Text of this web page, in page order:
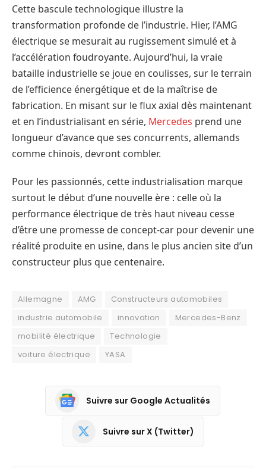
Cette bascule technologique illustre la
transformation profonde de l’industrie. Hier, l’AMG
électrique se mesurait au rugissement simulé et à
l’accélération foudroyante. Aujourd’hui, la vraie
bataille industrielle se joue en coulisses, sur le terrain
de l’efficience énergétique et de la maîtrise de
fabrication. En misant sur le flux axial dès maintenant
et en l’industrialisant en série, Mercedes prend une
longueur d’avance que ses concurrents, allemands
comme chinois, devront combler.
Pour les passionnés, cette industrialisation marque
surtout le début d’une nouvelle ère : celle où la
performance électrique de très haut niveau cesse
d’être une promesse de concept-car pour devenir une
réalité produite en usine, dans le plus ancien site d’un
constructeur plus que centenaire.
Allemagne AMG
Constructeurs automobiles
industrie automobile
innovation
Mercedes-Benz
mobilité électrique
Technologie
voiture électrique
YASA
Suivre sur Google Actualités
Suivre sur X (Twitter)